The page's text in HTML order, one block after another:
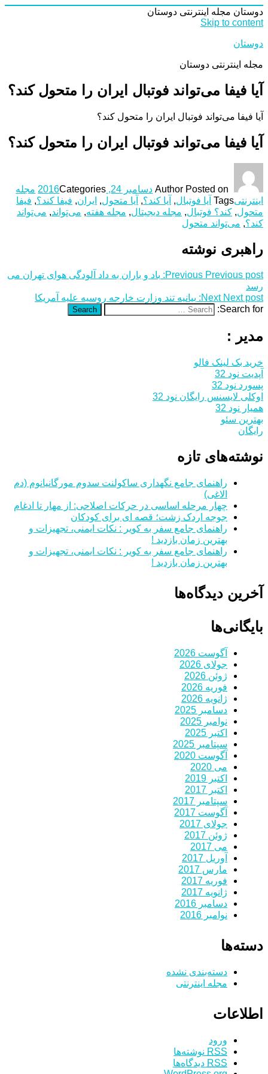
دوستان مجله اینترنتی دوستان
Skip to content
دوستان
مجله اینترنتی دوستان
آیا فیفا می‌تواند فوتبال ایران را متحول کند؟
آیا فیفا می‌تواند فوتبال ایران را متحول کند؟
آیا فیفا می‌تواند فوتبال ایران را متحول کند؟
Author Posted on دسامبر 24, 2016 Categories
مجله
اینترنتیTags آیا فوتبال, آیا کند؟, آیا متحول, ایران, فیفا کند؟, فیفا
متحول, کند؟ فوتبال, مجله دیجیتال, مجله هفته, می‌تواند, می‌تواند
کند؟, می‌تواند متحول
راهبری نوشته
Previous Previous post:
باد و باران به داد آلودگی هوای تهران می
رسد
Next Next post:
بیانیه تند وزارت خارجه روسیه علیه آمریکا
Search for:
Search
مدیر :
خرید بک لینک فالو
آپدیت نود 32
پسورد نود 32
اوکلی لایسنس رایگان نود 32
همیار نود 32
بهترین سئو
رایگان
نوشته‌های تازه
راهنمای جامع نگهداری ساکولنت سدوم مورگانیانوم (دم
الاغی)
چهار مرحله اساسی در حرکات اصلاحی: از مهار تا ادغام
جوجه اردک زشت؛ قصه ای برای کودکان
راهنمای جامع سفر به کویر : نکات ایمنی، تجهیزات و
بهترین زمان بازدید !
راهنمای جامع سفر به کویر : نکات ایمنی، تجهیزات و
بهترین زمان بازدید !
آخرین دیدگاه‌ها
بایگانی‌ها
آگوست 2026
جولای 2026
ژوئن 2026
فوریه 2026
ژانویه 2026
دسامبر 2025
نوامبر 2025
اکتبر 2025
سپتامبر 2025
آگوست 2020
می 2020
اکتبر 2019
اکتبر 2017
سپتامبر 2017
آگوست 2017
جولای 2017
ژوئن 2017
می 2017
آوریل 2017
مارس 2017
فوریه 2017
ژانویه 2017
دسامبر 2016
نوامبر 2016
دسته‌ها
دسته‌بندی نشده
مجله اینترنتی
اطلاعات
ورود
RSS نوشته‌ها
RSS دیدگاه‌ها